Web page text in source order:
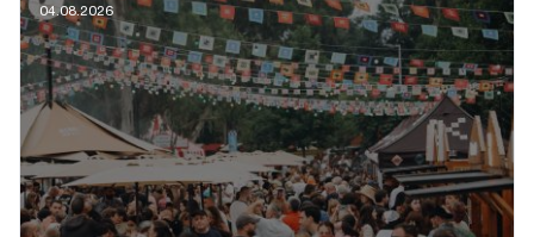
04.08.2026